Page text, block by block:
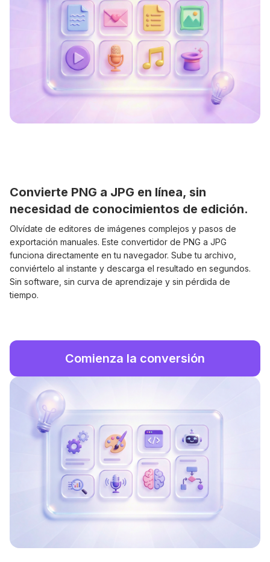
Convierte PNG a JPG en línea, sin
necesidad de conocimientos de edición.
Olvídate de editores de imágenes complejos y pasos de
exportación manuales. Este convertidor de PNG a JPG
funciona directamente en tu navegador. Sube tu archivo,
conviértelo al instante y descarga el resultado en segundos.
Sin software, sin curva de aprendizaje y sin pérdida de
tiempo.
Comienza la conversión